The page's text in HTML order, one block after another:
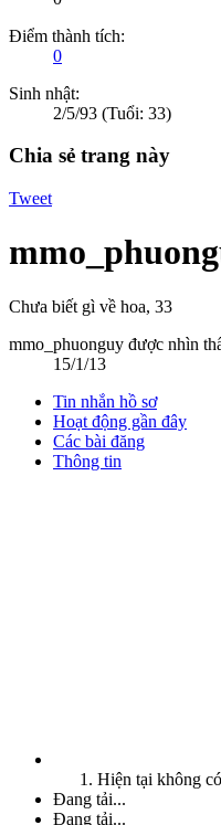
Điểm thành tích:
0
Sinh nhật:
2/5/93 (Tuổi: 33)
Chia sẻ trang này
Tweet
Chưa biết gì về hoa, 33
mmo_phuonguy được nhìn
15/1/13
Tin nhắn hồ sơ
Hoạt động gần đây
Các bài đăng
Thông tin
Hiện tại không
Đang tải...
Đang tải...